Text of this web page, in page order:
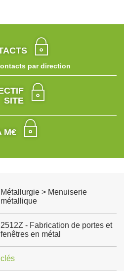
par direction
SITE
M€
Métallurgie > Menuiserie
métallique
2512Z - Fabrication de portes et
fenêtres en métal